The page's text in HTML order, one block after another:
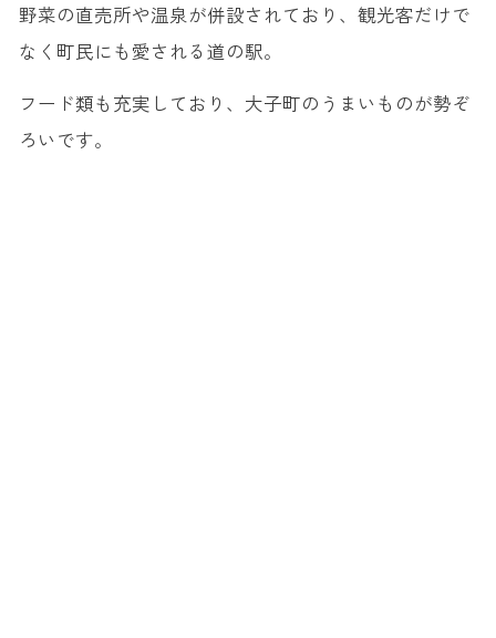
野菜の直売所や温泉が併設されており、観光客だけで
なく町民にも愛される道の駅。
フード類も充実しており、大子町のうまいものが勢ぞ
ろいです。